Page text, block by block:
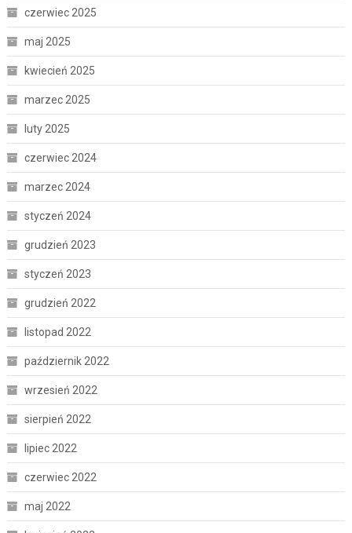
czerwiec 2025
maj 2025
kwiecień 2025
marzec 2025
luty 2025
czerwiec 2024
marzec 2024
styczeń 2024
grudzień 2023
styczeń 2023
grudzień 2022
listopad 2022
październik 2022
wrzesień 2022
sierpień 2022
lipiec 2022
czerwiec 2022
maj 2022